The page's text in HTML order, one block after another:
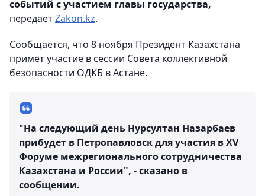
событий с участием главы государства,
передаетZakon.kz.
Сообщается, что 8 ноября Президент Казахстана
примет участие в сессии Совета коллективной
безопасности ОДКБ в Астане.
"На следующий день Нурсултан Назарбаев
прибудет в Петропавловск для участия в XV
Форуме межрегионального сотрудничества
Казахстана и России", - сказано в
сообщении.